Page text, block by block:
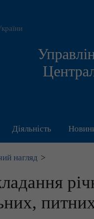
Діяльність
нагляд >